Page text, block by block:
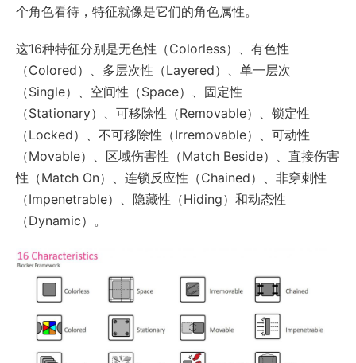
个角色看待，特征就像是它们的角色属性。
这16种特征分别是无色性（Colorless）、有色性
（Colored）、多层次性（Layered）、单一层次
（Single）、空间性（Space）、固定性
（Stationary）、可移除性（Removable）、锁定性
（Locked）、不可移除性（Irremovable）、可动性
（Movable）、区域伤害性（Match Beside）、直接伤害
性（Match On）、连锁反应性（Chained）、非穿刺性
（Impenetrable）、隐藏性（Hiding）和动态性
（Dynamic）。